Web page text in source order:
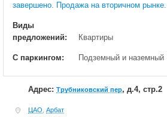
завершено. Продажа на вторичном рынке.
Виды
предложений:
Квартиры
С паркингом: Подземный и наземный
Адрес: Трубниковский пер, д.4, стр.2
ЦАО Арбат